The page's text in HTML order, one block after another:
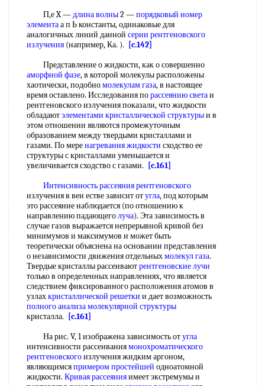
П,е X —длина волны2 —порядковый номер
элементаа п Ь константы, одинаковые для
аналогичных линий данной серии рентгеновского
излучения (например, Ка. ).
[c.142]
Представление о жидкости, как о совершенно
аморфной фазе, в которой молекулы расположены
хаотически, подобномолекулам газа, в настоящее
время оставлено. Исследования порассеянию светаи
рентгеновского излучения показали, что жидкости
обладаютэлементами кристаллической структурыи в
этом отношении являются промежуточным
образованием между твердыми кристаллами и
газами. По меренагревания жидкости сходство ее
структуры с кристаллами уменьшается и
увеличивается сходство с газами.
[c.161]
Интенсивность рассеяния рентгеновского
излучения в веи естве зависит отугла, под которым
это рассеяние наблюдается (по отношению к
направлению падающеголуча). Эта зависимость в
случае газов выражается непрерывной кривой без
минимумов и максимумов и может быть
теоретически объяснена на основании представления
о независимости движения отдельныхмолекул газа.
Твердые кристаллы рассеиваютрентгеновские лучи
только в определенных направлениях, что является
следствием фиксированного расположения атомов в
узлахкристаллической решетки и дает возможность
полного анализамолекулярной структуры
кристалла.
[c.161]
На рис. V, 1 изображена зависимость отугла
интенсивности рассеиваниямонохроматического
рентгеновскогоизлучения жидким аргоном,
являющимсяпримером простейшей одноатомной
жидкости. Кривая рассеянияимеет экстремумы и